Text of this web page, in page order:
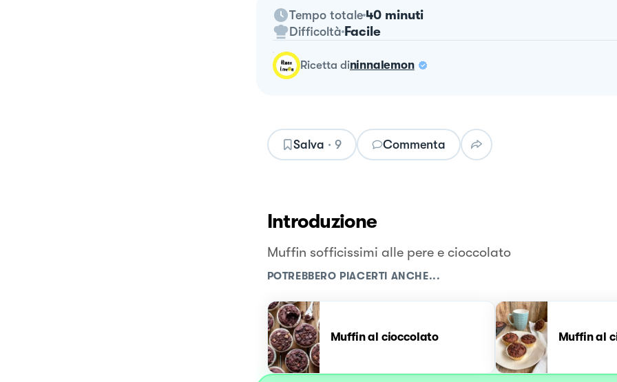
Tempo totale 40 minuti
Difficoltà Facile
ricetta dininnalemon
Salva · 9 Commenta
Introduzione
Muffin sofficissimi alle pere e cioccolato
POTREBBERO PIACERTI ANCHE...
Muffin al cioccolato Muffin al